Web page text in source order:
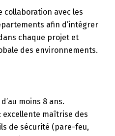
collaboration avec les
afin d’intégrer
chaque projet et
des environnements.
moins 8 ans.
: excellente maîtrise des
de sécurité (pare-feu,